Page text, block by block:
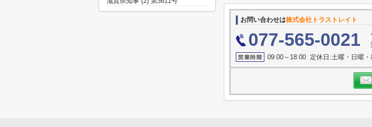
お問い合わせは株式会社トラストレイト
077-565-0021
09:00～18:00 定休日:土曜・日曜・